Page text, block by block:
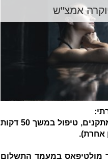
אמצ"ש
כניסה לאתר הספא, שימוש במתקנים, טיפול במשך 50 דקות
אחרת).
מולטיפאס במעמד התשלום